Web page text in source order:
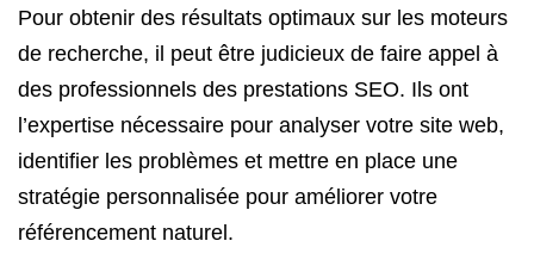
Pour obtenir des résultats optimaux sur les moteurs
de recherche, il peut être judicieux de faire appel à
des professionnels des prestations SEO. Ils ont
l’expertise nécessaire pour analyser votre site web,
identifier les problèmes et mettre en place une
stratégie personnalisée pour améliorer votre
référencement naturel.